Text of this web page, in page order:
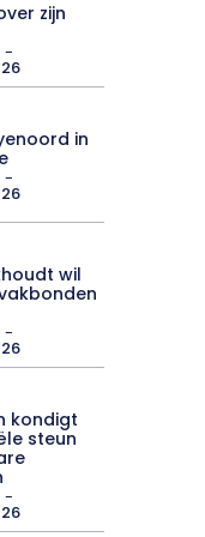
zijn
-
in
-
wil
-
kondigt
steun
-